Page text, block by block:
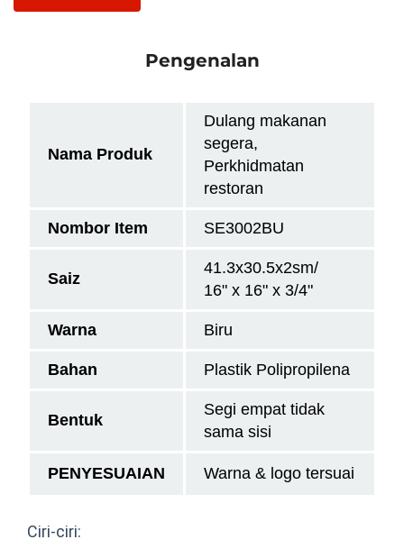
Pengenalan
Nama Produk
Dulang makanan
segera,
Perkhidmatan
restoran
Nombor Item SE3002BU
Saiz
41.3x30.5x2sm/
16" x 16" x 3/4"
Warna Biru
Bahan Plastik Polipropilena
Bentuk
Segi empat tidak
sama sisi
PENYESUAIAN Warna & logo tersuai
Ciri-ciri: